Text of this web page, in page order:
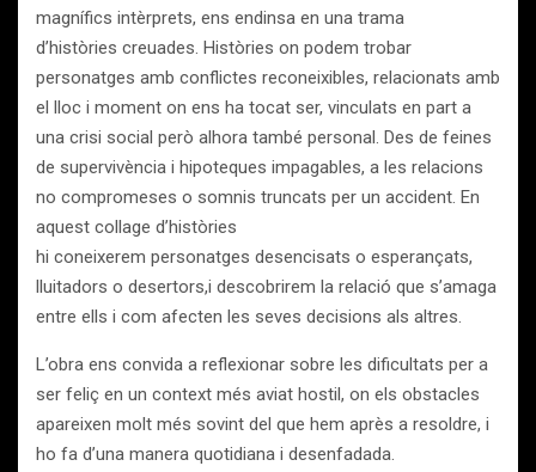
magnífics intèrprets, ens endinsa en una trama
d’històries creuades. Històries on podem trobar
personatges amb conflictes reconeixibles, relacionats amb
el lloc i moment on ens ha tocat ser, vinculats en part a
una crisi social però alhora també personal. Des de feines
de supervivència i hipoteques impagables, a les relacions
no compromeses o somnis truncats per un accident. En
aquest collage d’històries
hi coneixerem personatges desencisats o esperançats,
lluitadors o desertors,i descobrirem la relació que s’amaga
entre ells i com afecten les seves decisions als altres.
L’obra ens convida a reflexionar sobre les dificultats per a
ser feliç en un context més aviat hostil, on els obstacles
apareixen molt més sovint del que hem après a resoldre, i
ho fa d’una manera quotidiana i desenfadada.